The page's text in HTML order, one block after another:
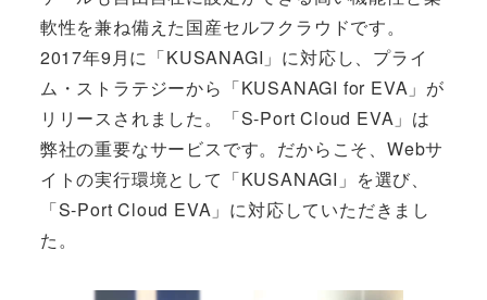
軟性を兼ね備えた国産セルフクラウドです。
2017年9月に「KUSANAGI」に対応し、プライ
ム・ストラテジーから「KUSANAGI for EVA」が
リリースされました。「S-Port Cloud EVA」は
弊社の重要なサービスです。だからこそ、Webサ
イトの実行環境として「KUSANAGI」を選び、
「S-Port Cloud EVA」に対応していただきまし
た。